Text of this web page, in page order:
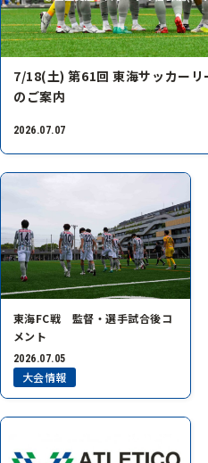
7/18(土) 第61回 東海サッカー
のご案内
2026.07.07
東海FC戦 監督・選手試合後コ
メント
2026.07.05
大会情報